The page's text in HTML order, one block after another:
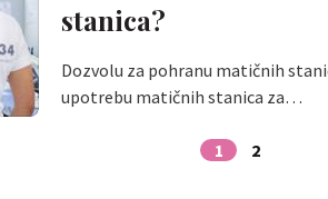
stanica?
Dozvolu za pohranu matičnih
upotrebu matičnih stanica za…
1 2